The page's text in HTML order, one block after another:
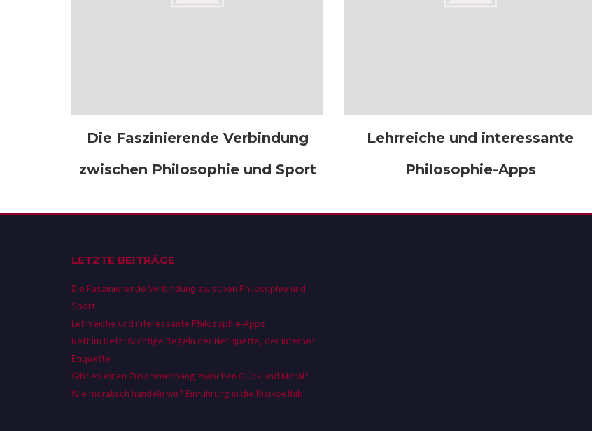
Die Faszinierende Verbindung
zwischen Philosophie und Sport
Lehrreiche und interessante
Philosophie-Apps
LETZTE BEITRÄGE
Die Faszinierende Verbindung zwischen Philosophie und
Sport
Lehrreiche und interessante Philosophie-Apps
Nett im Netz: Wichtige Regeln der Netiquette, der Internet
Etiquette
Gibt es einen Zusammenhang zwischen Glück und Moral?
Wie moralisch handeln wir? Einführung in die Risikoethik